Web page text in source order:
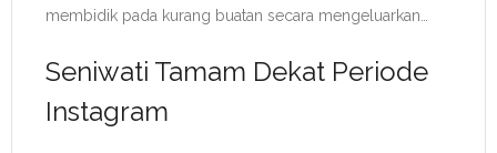
membidik pada kurang buatan secara mengeluarkan…
Seniwati Tamam Dekat Periode
Instagram